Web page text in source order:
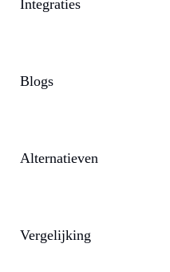
Integraties
Blogs
Alternatieven
Vergelijking